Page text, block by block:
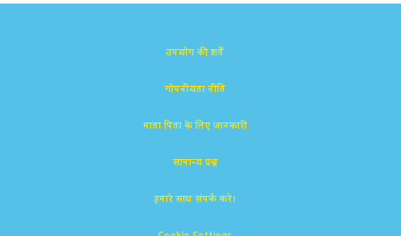
उपयोग की शर्तें
गोपनीयता नीति
माता पिता के लिए जानकारी
सामान्य प्रश्न
हमारे साथ संपर्क करे।